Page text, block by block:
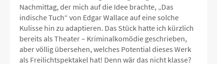
Nachmittag, der mich auf die Idee brachte, „Das
indische Tuch“ von Edgar Wallace auf eine solche
Kulisse hin zu adaptieren. Das Stück hatte ich kürzlich
bereits als Theater – Kriminalkomödie geschrieben,
aber völlig übersehen, welches Potential dieses Werk
als Freilichtspektakel hat! Denn wär das nicht klasse?